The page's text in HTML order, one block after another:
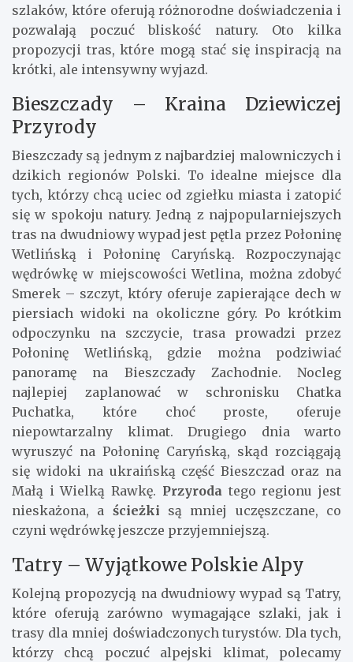
szlaków, które oferują różnorodne doświadczenia i
pozwalają poczuć bliskość natury. Oto kilka
propozycji tras, które mogą stać się inspiracją na
krótki, ale intensywny wyjazd.
Bieszczady – Kraina Dziewiczej
Przyrody
Bieszczady są jednym z najbardziej malowniczych i
dzikich regionów Polski. To idealne miejsce dla
tych, którzy chcą uciec od zgiełku miasta i zatopić
się w spokoju natury. Jedną z najpopularniejszych
tras na dwudniowy wypad jest pętla przez Połoninę
Wetlińską i Połoninę Caryńską. Rozpoczynając
wędrówkę w miejscowości Wetlina, można zdobyć
Smerek – szczyt, który oferuje zapierające dech w
piersiach widoki na okoliczne góry. Po krótkim
odpoczynku na szczycie, trasa prowadzi przez
Połoninę Wetlińską, gdzie można podziwiać
panoramę na Bieszczady Zachodnie. Nocleg
najlepiej zaplanować w schronisku Chatka
Puchatka, które choć proste, oferuje
niepowtarzalny klimat. Drugiego dnia warto
wyruszyć na Połoninę Caryńską, skąd rozciągają
się widoki na ukraińską część Bieszczad oraz na
Małą i Wielką Rawkę. Przyrodatego regionu jest
nieskażona, a ścieżki są mniej uczęszczane, co
czyni wędrówkę jeszcze przyjemniejszą.
Tatry – Wyjątkowe Polskie Alpy
Kolejną propozycją na dwudniowy wypad są Tatry,
które oferują zarówno wymagające szlaki, jak i
trasy dla mniej doświadczonych turystów. Dla tych,
którzy chcą poczuć alpejski klimat, polecamy